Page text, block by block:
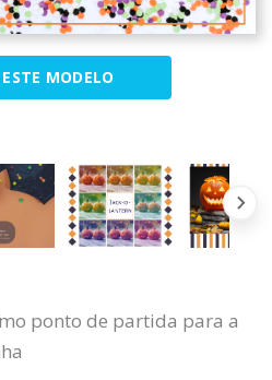
MODELO
ponto de partida para a